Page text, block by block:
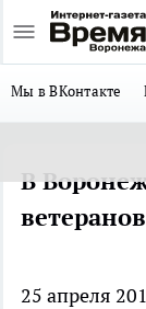
Мы в ВКонтакте
В
25 апреля